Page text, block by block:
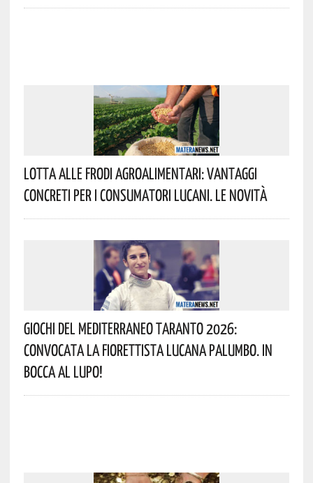
Lotta Alle Frodi Agroalimentari: Vantaggi
Concreti Per I Consumatori Lucani. Le Novità
Giochi Del Mediterraneo Taranto 2026:
Convocata La Fiorettista Lucana Palumbo. In
Bocca Al Lupo!